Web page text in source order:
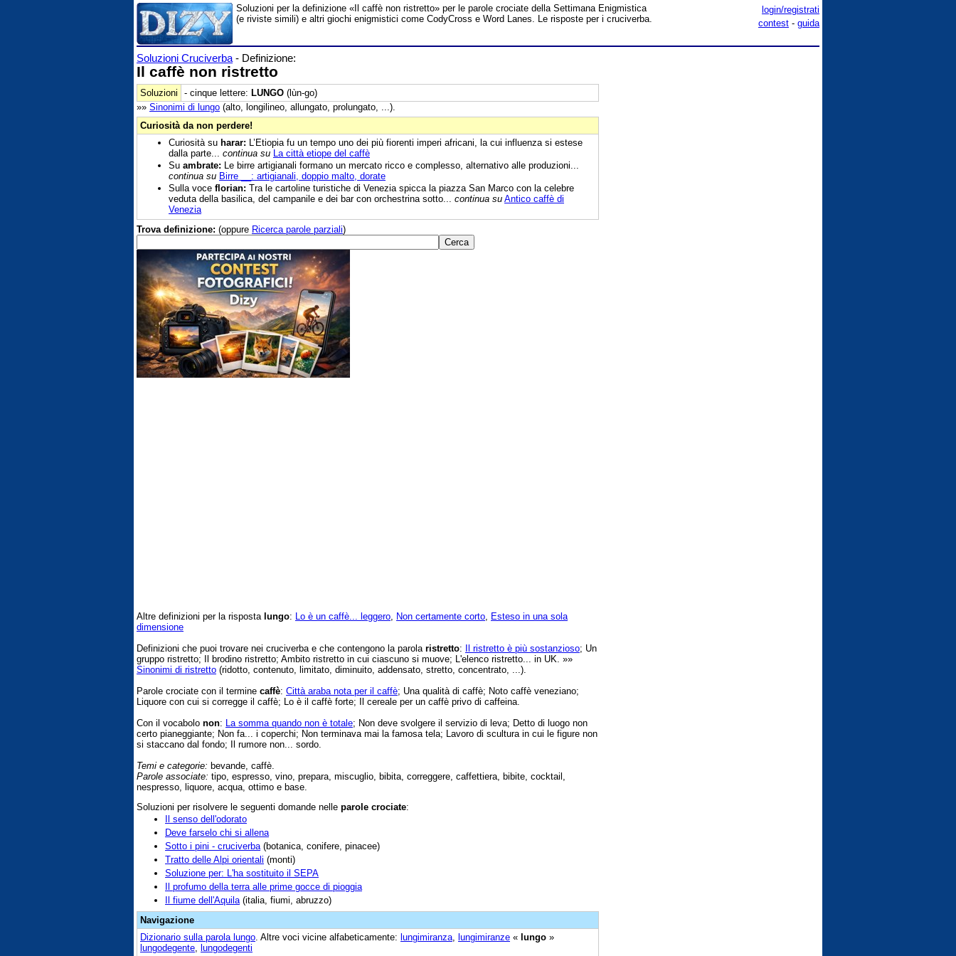
login/registrati
contest - guida
Soluzioni per la definizione «Il caffè non ristretto» per le parole crociate della Settimana Enigmistica
(e riviste simili) e altri giochi enigmistici come CodyCross e Word Lanes. Le risposte per i cruciverba.
Soluzioni Cruciverba - Definizione:
Il caffè non ristretto
Soluzioni - cinque lettere: LUNGO (lùn-go)
»» Sinonimi di lungo (alto, longilineo, allungato, prolungato, ...).
Curiosità da non perdere!
Curiosità su harar: L’Etiopia fu un tempo uno dei più fiorenti imperi africani, la cui influenza si estese
dalla parte... continua su La città etiope del caffè
Su ambrate: Le birre artigianali formano un mercato ricco e complesso, alternativo alle produzioni...
continua su Birre __: artigianali, doppio malto, dorate
Sulla voce florian: Tra le cartoline turistiche di Venezia spicca la piazza San Marco con la celebre
veduta della basilica, del campanile e dei bar con orchestrina sotto... continua su Antico caffè di
Venezia
Trova definizione: (oppure Ricerca parole parziali)
Altre definizioni per la risposta lungo: Lo è un caffè... leggero Non certamente corto Esteso in una sola
dimensione
Definizioni che puoi trovare nei cruciverba e che contengono la parola ristretto: Il ristretto è più sostanzioso; Un
gruppo ristretto; Il brodino ristretto; Ambito ristretto in cui ciascuno si muove; L'elenco ristretto... in UK. »»
Sinonimi di ristretto (ridotto, contenuto, limitato, diminuito, addensato, stretto, concentrato, ...).
Parole crociate con il termine caffè: Città araba nota per il caffè; Una qualità di caffè; Noto caffè veneziano;
Liquore con cui si corregge il caffè; Lo è il caffè forte; Il cereale per un caffè privo di caffeina.
Con il vocabolo non: La somma quando non è totale; Non deve svolgere il servizio di leva; Detto di luogo non
certo pianeggiante; Non fa... i coperchi; Non terminava mai la famosa tela; Lavoro di scultura in cui le figure non
si staccano dal fondo; Il rumore non... sordo.
Temi e categorie: bevande, caffè.
Parole associate: tipo, espresso, vino, prepara, miscuglio, bibita, correggere, caffettiera, bibite, cocktail,
nespresso, liquore, acqua, ottimo e base.
Soluzioni per risolvere le seguenti domande nelle parole crociate:
Il senso dell'odorato
Deve farselo chi si allena
Sotto i pini - cruciverba (botanica, conifere, pinacee)
Tratto delle Alpi orientali (monti)
Soluzione per: L'ha sostituito il SEPA
Il profumo della terra alle prime gocce di pioggia
Il fiume dell'Aquila (italia, fiumi, abruzzo)
Navigazione
Dizionario sulla parola lungo . Altre voci vicine alfabeticamente: lungimiranza lungimiranze « lungo »
lungodegente lungodegenti